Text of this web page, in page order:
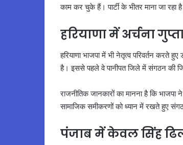
काम कर चुके हैं। पार्टी के भीतर माना जा रहा
हरियाणा में अर्चना
हरियाणा भाजपा में भी नेतृत्व परिवर्तन करते
है। इससे पहले वे पानीपत जिले में संगठन की
राजनीतिक जानकारों का मानना है कि
सामाजिक समीकरणों को ध्यान में रखते हुए
पंजाब में केवल सिंह